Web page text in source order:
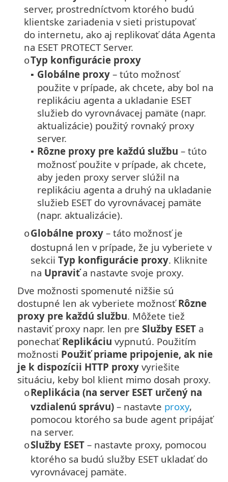
server, prostredníctvom ktorého budú
klientske zariadenia v sieti pristupovať
do internetu, ako aj replikovať dáta Agenta
na ESET PROTECT Server.
oTyp konfigurácie proxy
▪ Globálne proxy – túto možnosť
použite v prípade, ak chcete, aby bol na
replikáciu agenta a ukladanie ESET
služieb do vyrovnávacej pamäte (napr.
aktualizácie) použitý rovnaký proxy
server.
▪ Rôzne proxy pre každú službu – túto
možnosť použite v prípade, ak chcete,
aby jeden proxy server slúžil na
replikáciu agenta a druhý na ukladanie
služieb ESET do vyrovnávacej pamäte
(napr. aktualizácie).
oGlobálne proxy – táto možnosť je
dostupná len v prípade, že ju vyberiete v
sekcii Typ konfigurácie proxy. Kliknite
na Upraviťa nastavte svoje proxy.
Dve možnosti spomenuté nižšie sú
dostupné len ak vyberiete možnosťRôzne
proxy pre každú službu. Môžete tiež
nastaviť proxy napr. len pre Služby ESET a
ponechaťReplikáciu vypnutú. Použitím
možnosti Použiť priame pripojenie, ak nie
je k dispozícii HTTP proxy vyriešite
situáciu, keby bol klient mimo dosah proxy.
oReplikácia (na server ESET určený na
vzdialenú správu) – nastavte proxy,
pomocou ktorého sa bude agent pripájať
na server.
oSlužby ESET – nastavte proxy, pomocou
ktorého sa budú služby ESET ukladať do
vyrovnávacej pamäte.